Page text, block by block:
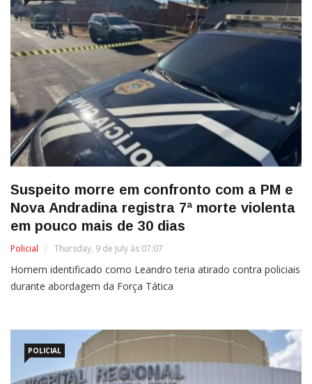
Suspeito morre em confronto com a PM e
Nova Andradina registra 7ª morte violenta
em pouco mais de 30 dias
Policial Thursday, 9 de July às 07:07
Homem identificado como Leandro teria atirado contra policiais
durante abordagem da Força Tática
POLICIAL